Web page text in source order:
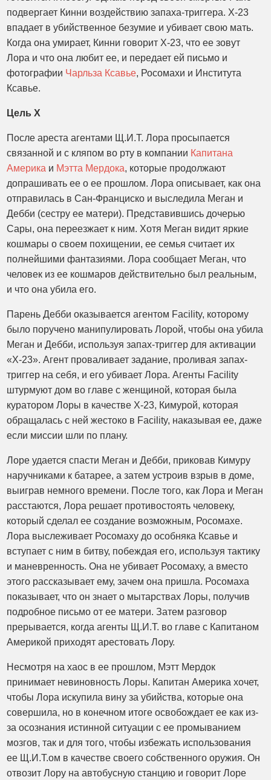
подвергает Кинни воздействию запаха-триггера. X-23
впадает в убийственное безумие и убивает свою мать.
Когда она умирает, Кинни говорит X-23, что ее зовут
Лора и что она любит ее, и передает ей письмо и
фотографии Чарльза Ксавье, Росомахи и Института
Ксавье.
Цель X
После ареста агентами Щ.И.Т. Лора просыпается
связанной и с кляпом во рту в компании Капитана
Америка и Мэтта Мердока, которые продолжают
допрашивать ее о ее прошлом. Лора описывает, как она
отправилась в Сан-Франциско и выследила Меган и
Дебби (сестру ее матери). Представившись дочерью
Сары, она переезжает к ним. Хотя Меган видит яркие
кошмары о своем похищении, ее семья считает их
полнейшими фантазиями. Лора сообщает Меган, что
человек из ее кошмаров действительно был реальным,
и что она убила его.
Парень Дебби оказывается агентом Facility, которому
было поручено манипулировать Лорой, чтобы она убила
Меган и Дебби, используя запах-триггер для активации
«X-23». Агент проваливает задание, проливая запах-
триггер на себя, и его убивает Лора. Агенты Facility
штурмуют дом во главе с женщиной, которая была
куратором Лоры в качестве X-23, Кимурой, которая
обращалась с ней жестоко в Facility, наказывая ее, даже
если миссии шли по плану.
Лоре удается спасти Меган и Дебби, приковав Кимуру
наручниками к батарее, а затем устроив взрыв в доме,
выиграв немного времени. После того, как Лора и Меган
расстаются, Лора решает противостоять человеку,
который сделал ее создание возможным, Росомахе.
Лора выслеживает Росомаху до особняка Ксавье и
вступает с ним в битву, побеждая его, используя тактику
и маневренность. Она не убивает Росомаху, а вместо
этого рассказывает ему, зачем она пришла. Росомаха
показывает, что он знает о мытарствах Лоры, получив
подробное письмо от ее матери. Затем разговор
прерывается, когда агенты Щ.И.Т. во главе с Капитаном
Америкой приходят арестовать Лору.
Несмотря на хаос в ее прошлом, Мэтт Мердок
принимает невиновность Лоры. Капитан Америка хочет,
чтобы Лора искупила вину за убийства, которые она
совершила, но в конечном итоге освобождает ее как из-
за осознания истинной ситуации с ее промыванием
мозгов, так и для того, чтобы избежать использования
ее Щ.И.Т.ом в качестве своего собственного оружия. Он
отвозит Лору на автобусную станцию ​​и говорит Лоре